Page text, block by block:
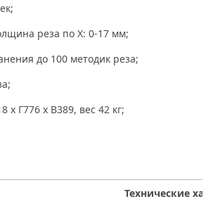
реза по X: 0-17 мм;
до 100 методик реза;
Г776 х В389, вес 42 кг;
Технические